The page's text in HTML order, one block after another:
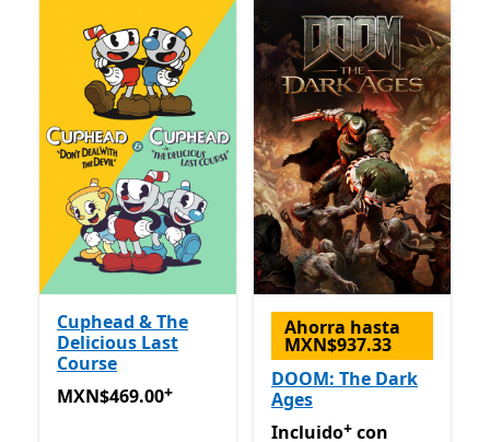
Cuphead & The
Delicious Last
Course
MXN$469.00Ofrece compras dentro de la aplicación
MXN$469.00+
Ahorra hasta
MXN$937.33
DOOM: The Dark
Ages
Incluido con Game Pass
Incluido+ con